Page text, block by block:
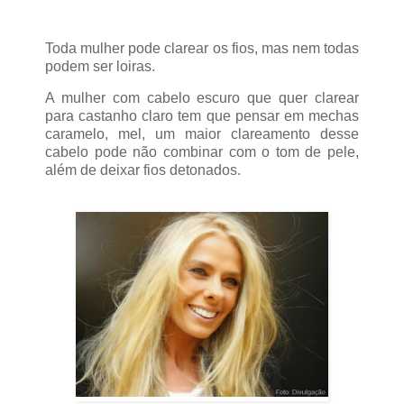
Toda mulher pode clarear os fios, mas nem todas
podem ser loiras.
A mulher com cabelo escuro que quer clarear
para castanho claro tem que pensar em mechas
caramelo, mel, um maior clareamento desse
cabelo pode não combinar com o tom de pele,
além de deixar fios detonados.